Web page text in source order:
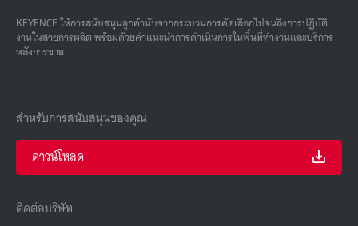
KEYENCE ให้การสนับสนุนลูกค้านับจากกระบวนการคัดเลือกไปจนถึงการปฏิบัติ
งานในสายการผลิต พร้อมด้วยคําแนะนําการดําเนินการในพื้นที่ทํางานและบริการ
หลังการขาย
สำหรับการสนับสนุนของคุณ
ดาวน์โหลด
ติดต่อบริษัท